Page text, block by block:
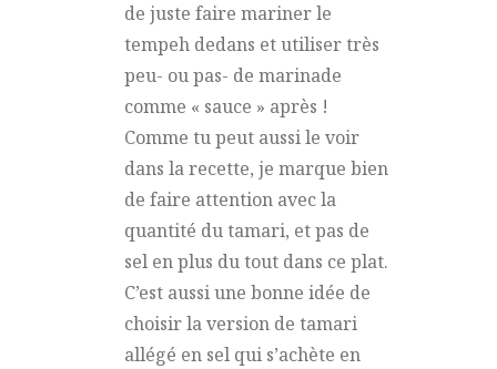
de juste faire mariner le
tempeh dedans et utiliser très
peu- ou pas- de marinade
comme « sauce » après !
Comme tu peut aussi le voir
dans la recette, je marque bien
de faire attention avec la
quantité du tamari, et pas de
sel en plus du tout dans ce plat.
C’est aussi une bonne idée de
choisir la version de tamari
allégé en sel qui s’achète en